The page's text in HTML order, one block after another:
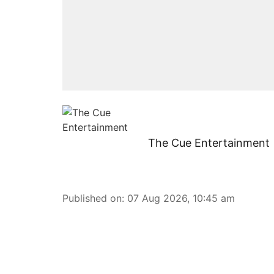
The Cue Entertainment
Published on: 07 Aug 2026, 10:45 am